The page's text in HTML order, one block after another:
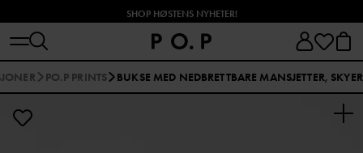
SHOP HØSTENS NYHETER!
PO.P PRINTS BUKSE MED NEDBRETTBARE MANSJETTER, SKYER